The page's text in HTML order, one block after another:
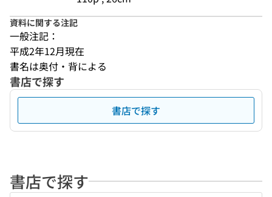
資料に関する注記
一般注記：
平成2年12月現在
書名は奥付・背による
書店で探す
書店で探す
書店で探す